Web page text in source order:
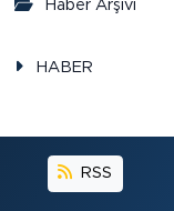
Haber Arşivi
HABER
RSS